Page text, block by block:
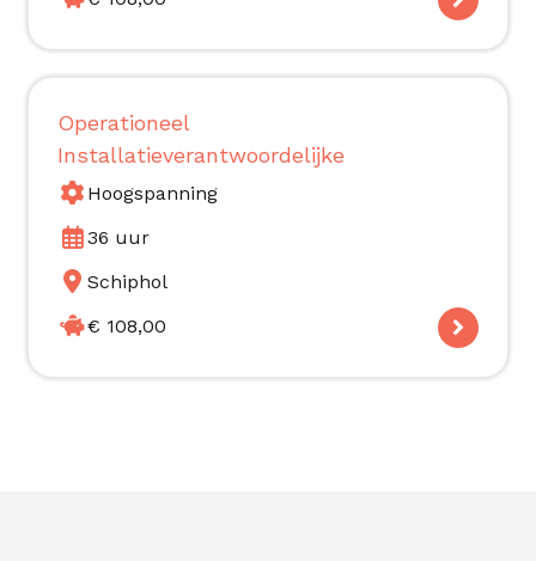
Operationeel
Installatieverantwoordelijke
Hoogspanning
36 uur
Schiphol
€ 108,00